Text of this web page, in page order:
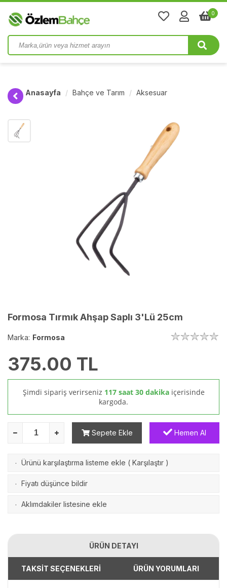
0
Anasayfa Bahçe ve Tarım Aksesuar
Formosa Tırmık Ahşap Saplı 3'Lü 25cm
Marka: Formosa
375.00 TL
Şimdi sipariş verirseniz 117 saat 30 dakika içerisinde
kargoda.
Sepete Ekle Hemen Al
· Ürünü karşılaştırma listeme ekle ( Karşılaştır )
· Fiyatı düşünce bildir
· Aklımdakiler listesine ekle
ÜRÜN DETAYI
TAKSİT SEÇENEKLERİ ÜRÜN YORUMLARI